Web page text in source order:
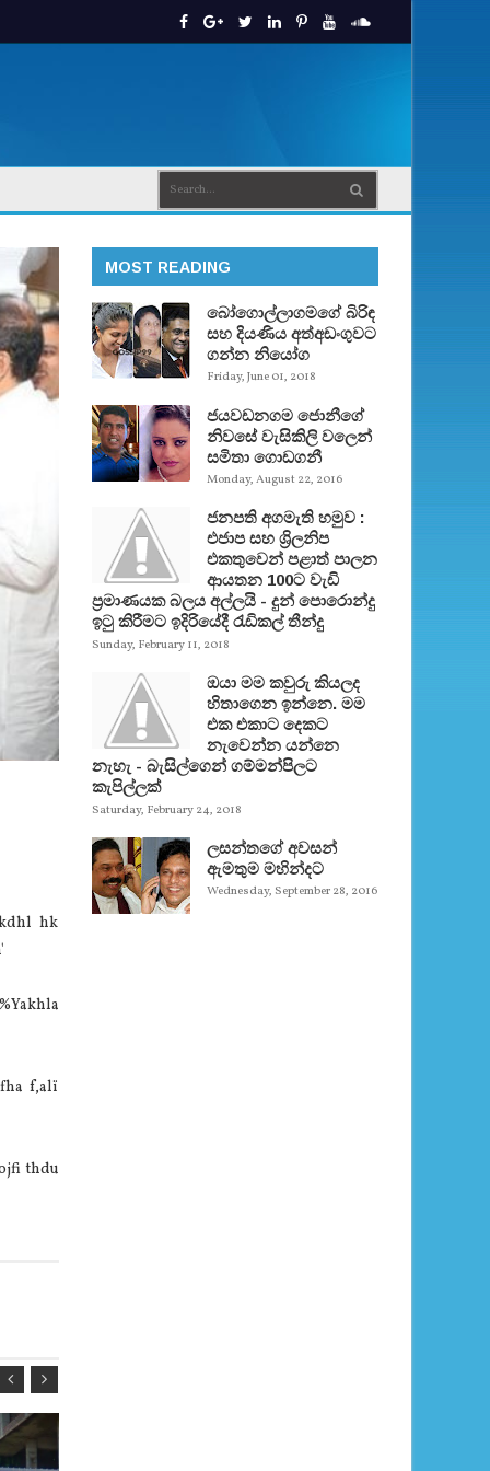
hk
f,alï
thdu
MOST READING
බෝගොල්ලාගමගේ බිරිඳ
සහ දියණිය අත්අඩංගුවට
ගන්න නියෝග
Friday, June 01, 2018
ජයවඩනගම ජොනීගේ
නිවසේ වැසිකිලි වලෙන්
සමිතා ගොඩගනී
Monday, August 22, 2016
ජනපති අගමැති හමුව :
එජාප සහ ශ්‍රිලනිප
එකතුවෙන් පළාත් පාලන
ආයතන 100ට වැඩි
ප්‍රමාණයක බලය අල්ලයි - දුන් පොරොන්දු
ඉටු කිරීමට ඉදිරියේදී රැඩිකල් තීන්දු
Sunday, February 11, 2018
ඔයා මම කවුරු කියලද
හිතාගෙන ඉන්නෙ. මම
එක එකාට දෙකට
නැවෙන්න යන්නෙ
නැහැ - බැසිල්ගෙන් ගම්මන්පිලට
කැපිල්ලක්
Saturday, February 24, 2018
ලසන්තගේ අවසන්
ඇමතුම මහින්දට
Wednesday, September 28, 2016